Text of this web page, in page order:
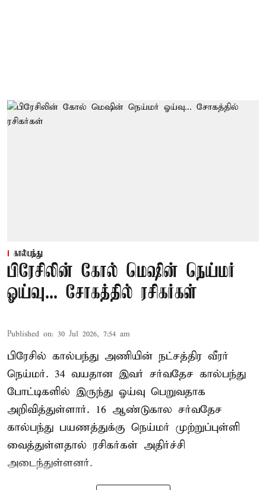
கால்பந்து
பிரேசிலின் கோல் மெஷின் நெய்மர்
ஓய்வு... சோகத்தில் ரசிகர்கள்
Published on: 30 Jul 2026, 7:54 am
பிரேசில் கால்பந்து அணியின் நட்சத்திர வீரர்
நெய்மர். 34 வயதான இவர் சர்வதேச கால்பந்து
போட்டிகளில் இருந்து ஓய்வு பெறுவதாக
அறிவித்துள்ளார். 16 ஆண்டுகால சர்வதேச
கால்பந்து பயணத்துக்கு நெய்மர் முற்றுப்புள்ளி
வைத்துள்ளதால் ரசிகர்கள் அதிர்ச்சி
அடைந்துள்ளனர்.